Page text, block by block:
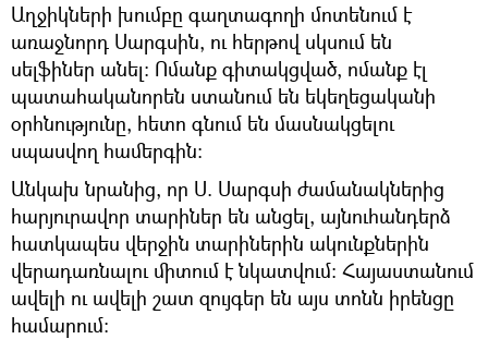
Աղջիկների խումբը գաղտագողի մոտենում է
առաջնորդ Սարգսին, ու հերթով սկսում են
սելֆիներ անել: Ոմանք գիտակցված, ոմանք էլ
պատահականորեն ստանում են եկեղեցականի
օրհնությունը, հետո գնում են մասնակցելու
սպասվող համերգին:
Անկախ նրանից, որ Ս. Սարգսի ժամանակներից
հարյուրավոր տարիներ են անցել, այնուհանդերձ
հատկապես վերջին տարիներին ակունքներին
վերադառնալու միտում է նկատվում: Հայաստանում
ավելի ու ավելի շատ զույգեր են այս տոնն իրենցը
համարում: